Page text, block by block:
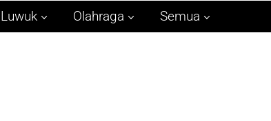
Luwuk Olahraga Semua